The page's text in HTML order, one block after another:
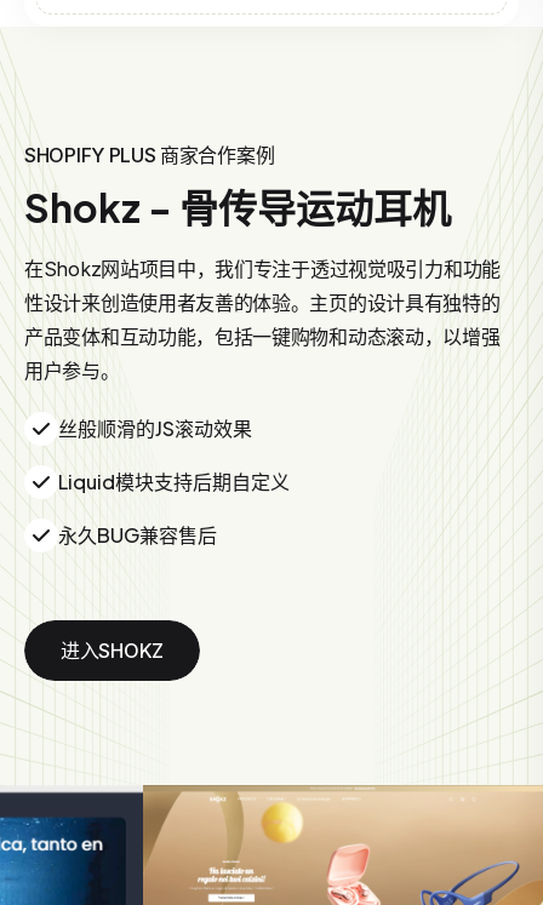
SHOPIFY PLUS 商家合作案例
Shokz - 骨传导运动耳机
在Shokz网站项目中，我们专注于透过视觉吸引力和功能
性设计来创造使用者友善的体验。主页的设计具有独特的
产品变体和互动功能，包括一键购物和动态滚动，以增强
用户参与。
丝般顺滑的JS滚动效果
Liquid模块支持后期自定义
永久BUG兼容售后
进入SHOKZ